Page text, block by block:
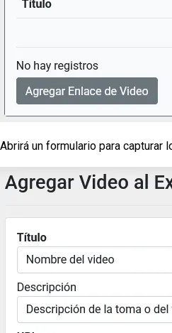
Abrirá un formulario para capturar